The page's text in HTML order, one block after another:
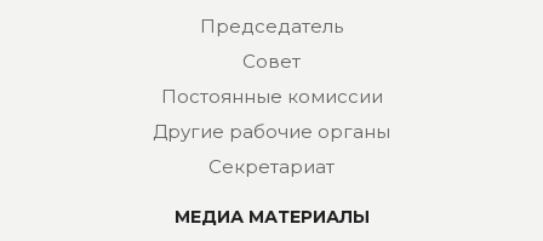
Председатель
Совет
Постоянные комиссии
Другие рабочие органы
Секретариат
МЕДИА МАТЕРИАЛЫ